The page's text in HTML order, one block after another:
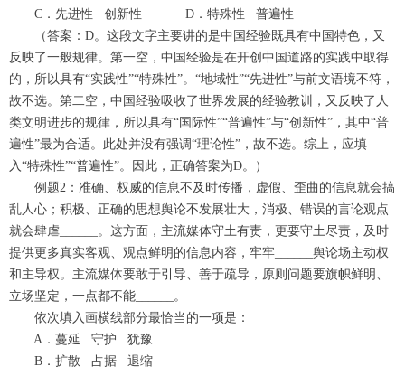
C．先进性 创新性 D．特殊性 普遍性
（答案：D。这段文字主要讲的是中国经验既具有中国特色，又
反映了一般规律。第一空，中国经验是在开创中国道路的实践中取得
的，所以具有“实践性”“特殊性”。“地域性”“先进性”与前文语境不符，
故不选。第二空，中国经验吸收了世界发展的经验教训，又反映了人
类文明进步的规律，所以具有“国际性”“普遍性”与“创新性”，其中“普
遍性”最为合适。此处并没有强调“理论性”，故不选。综上，应填
入“特殊性”“普遍性”。因此，正确答案为D。）
例题2：准确、权威的信息不及时传播，虚假、歪曲的信息就会搞
乱人心；积极、正确的思想舆论不发展壮大，消极、错误的言论观点
就会肆虐______。这方面，主流媒体守土有责，更要守土尽责，及时
提供更多真实客观、观点鲜明的信息内容，牢牢______舆论场主动权
和主导权。主流媒体要敢于引导、善于疏导，原则问题要旗帜鲜明、
立场坚定，一点都不能______。
依次填入画横线部分最恰当的一项是：
A．蔓延 守护 犹豫
B．扩散 占据 退缩